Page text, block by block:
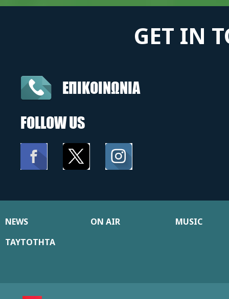
GET IN
ΕΠΙΚΟΙΝΩΝΙΑ
FOLLOW US
NEWS ON AIR
MUSIC
ΤΑΥΤΟΤΗΤΑ